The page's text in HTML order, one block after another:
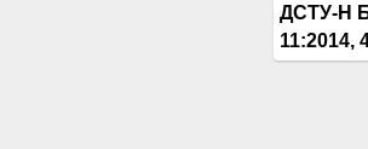
ДСТУ-Н
11:2014,